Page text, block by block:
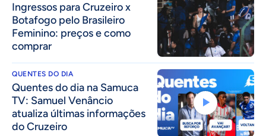
Ingressos para Cruzeiro x
Botafogo pelo Brasileiro
Feminino: preços e como
comprar
QUENTES DO DIA
Quentes do dia na Samuca
TV: Samuel Venâncio
atualiza últimas informações
do Cruzeiro